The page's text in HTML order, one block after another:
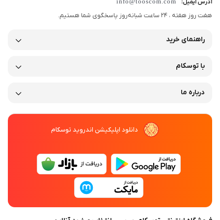
برای چاپ فاکتور، گزارشات روزانه، نامه‌های اداری، فرم‌ها و مدارک سازمانی
با خرید کارتریج تونر مشکی HP 107A W1107A از
کیفیت چاپ حرفه‌ای، عمر مناسب و عملکرد مطمئن دستگاه خود بهره‌مند
کارتریج چیست ؟
، قطعه‌ای مصرفی در پرینتر است که وظیفه تأمین رنگ مورد نیاز
پرینترهای لیزری یا جوهر مایع در پرینترهای جوهرافشان باشد.
فرآیند چاپ با استفاده از کارتریج به‌گونه‌ای طراحی شده که متن‌ها و
تصاویر با کیفیت بالا و دقت مناسب روی کاغذ منتقل شوند.
به دلیل نقش حیاتی در کیفیت چاپ، کارتريج یکی از مهم‌ترین اجزایپرینتر
آدرس ایمیل:
هفت روز هفته ، 24 ساعت شبانه‌روز پاسخگوی شما هستیم.
راهنمای خرید
با توسکام
درباره ما
دانلود اپلیکیشن اندروید توسکام